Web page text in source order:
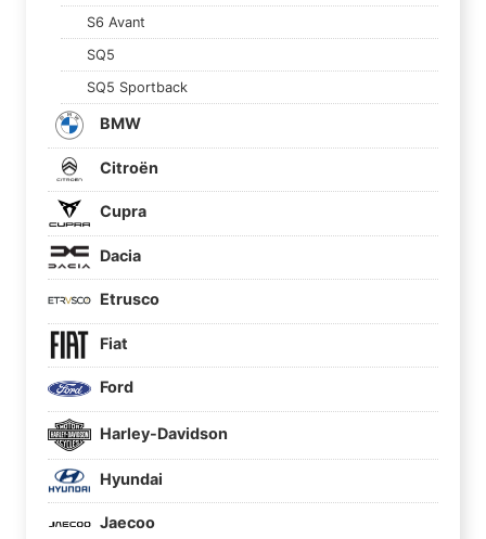
S6 Avant
SQ5
SQ5 Sportback
BMW
Citroën
Cupra
Dacia
Etrusco
Fiat
Ford
Harley-Davidson
Hyundai
Jaecoo